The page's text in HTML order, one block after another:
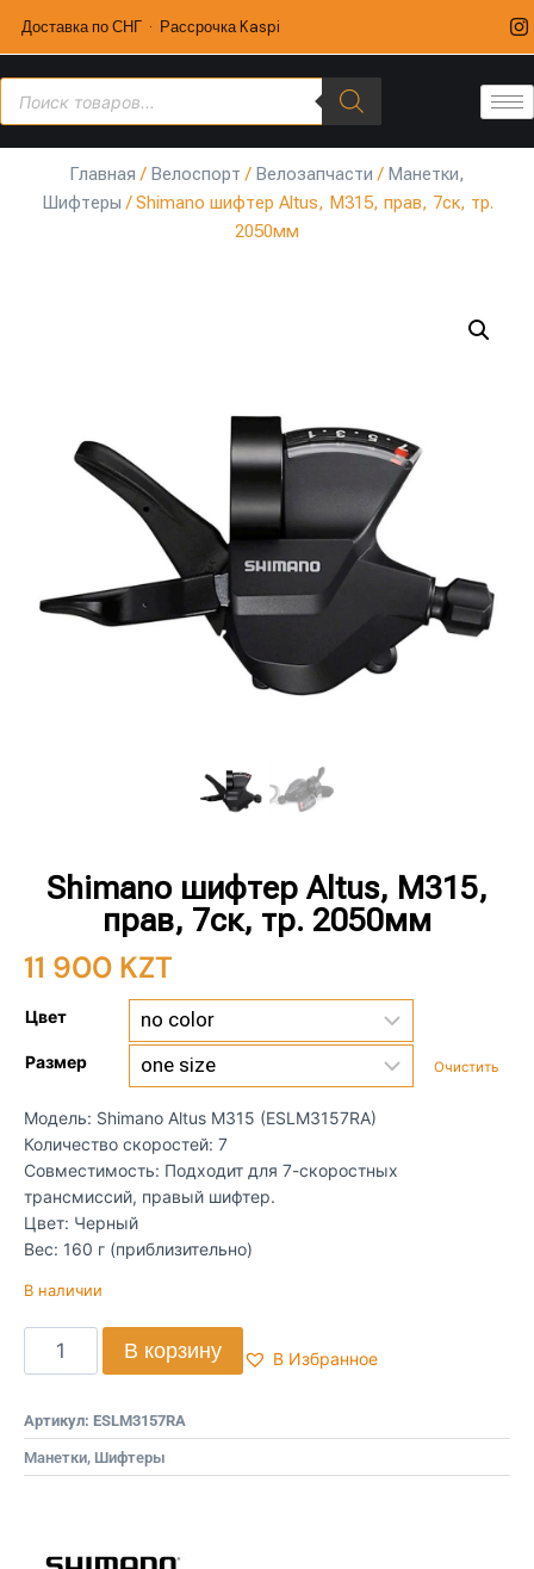
Доставка по СНГ · Рассрочка Kaspi
Главная / Велоспорт / Велозапчасти / Манетки,
Шифтеры / Shimano шифтер Altus, M315, прав, 7ск, тр.
2050мм
Shimano шифтер Altus, M315,
прав, 7ск, тр. 2050мм
11 900 KZT
Цвет
Размер Очистить
Модель: Shimano Altus M315 (ESLM3157RA)
Количество скоростей: 7
Совместимость: Подходит для 7-скоростных
трансмиссий, правый шифтер.
Цвет: Черный
Вес: 160 г (приблизительно)
В наличии
В корзину В Избранное
Артикул: ESLM3157RA
Манетки, Шифтеры